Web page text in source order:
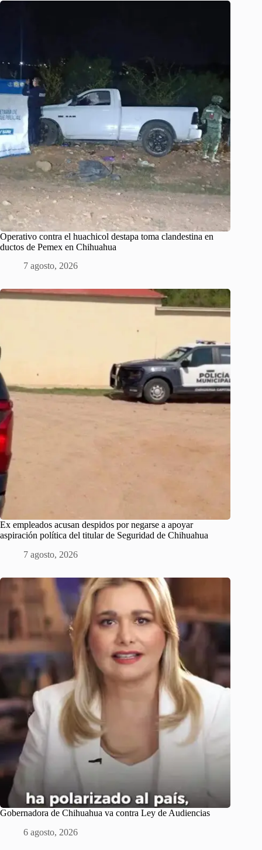
Operativo contra el huachicol destapa toma clandestina en
ductos de Pemex en Chihuahua
7 agosto, 2026
Ex empleados acusan despidos por negarse a apoyar
aspiración política del titular de Seguridad de Chihuahua
7 agosto, 2026
Gobernadora de Chihuahua va contra Ley de Audiencias
6 agosto, 2026